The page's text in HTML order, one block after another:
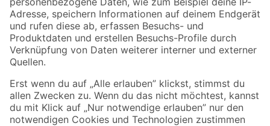
Zahlungsarten Versandarten
Sicher einkaufen
Jetzt die toom-App herunterladen